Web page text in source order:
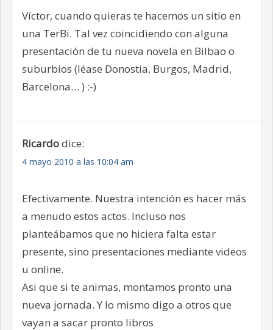
Víctor, cuando quieras te hacemos un sitio en
una TerBi. Tal vez coincidiendo con alguna
presentación de tu nueva novela en Bilbao o
suburbios (léase Donostia, Burgos, Madrid,
Barcelona… ) :-)
Ricardodice:
4 mayo 2010 a las 10:04 am
Efectivamente. Nuestra intención es hacer más
a menudo estos actos. Incluso nos
planteábamos que no hiciera falta estar
presente, sino presentaciones mediante videos
u online.
Asi que si te animas, montamos pronto una
nueva jornada. Y lo mismo digo a otros que
vayan a sacar pronto libros